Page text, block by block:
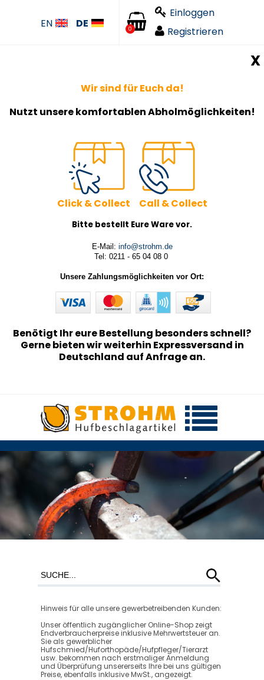
EN DE
Einloggen
Registrieren
0
X
Wir sind für Euch da!
Nutzt unsere komfortablen Abholmöglichkeiten!
Click & Collect Call & Collect
Bitte bestellt Eure Ware vor.
E-Mail: info@strohm.de
Tel: 0211 - 65 04 08 0
Unsere Zahlungsmöglichkeiten vor Ort:
Benötigt Ihr eure Bestellung besonders schnell?
Gerne bieten wir weiterhin Expressversand in
Deutschland auf Anfrage an.
Hinweis für alle unsere gewerbetreibenden Kunden:
Unser öffentlich zugänglicher Online-Shop zeigt
Endverbraucherpreise inklusive Mehrwertsteuer an.
Sie als gewerblicher
Hufschmied/Huforthopäde/Hufpfleger/Tierarzt
usw. bekommen nach erstmaliger Anmeldung
und Überprüfung unsererseits Ihre bei uns gültigen
Preise, ebenfalls inklusive MwSt., angezeigt.